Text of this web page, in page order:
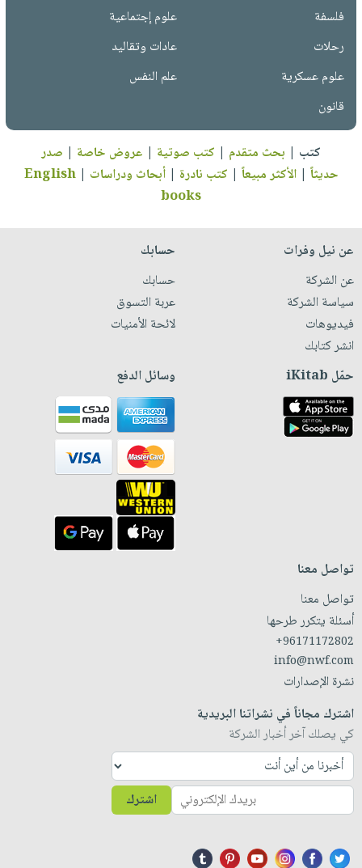
فلسفة
علوم إجتماعية
رحلات
عادات وتقاليد
علوم عسكرية
علم النفس
قانون
كتب | بحث متقدم | كتب صوتية | عروض خاصة | صدر
حديثاً |الأكثر مبيعاً | كتب نادرة |أبحاث ودراسات |
English
books
عن نيل وفرات
عن الشركة
سياسة الشركة
فيديوهات
انشر كتابك
حسابك
حسابك
عربة التسوق
لائحة الأمنيات
حمّل iKitab وسائل الدفع
تواصل معنا
تواصل معنا
أسئلة يتكرر طرحها
+96171172802
info@nwf.com
نشرة الإصدارات
اشترك مجاناً في نشراتنا البريدية
كي يصلك آخر أخبار الشركة
اشترك